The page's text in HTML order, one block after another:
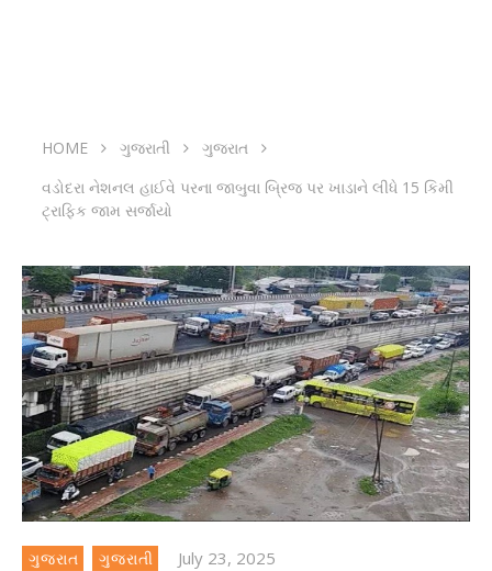
HOME ગુજરાતી
ગુજરાત
વડોદરા નેશનલ હાઈવે પરના જાબુવા બ્રિજ પર ખાડાને લીધે 15 કિમી
ટ્રાફિક જામ સર્જાયો
ગુજરાત ગુજરાતી July 23, 2025